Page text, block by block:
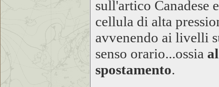
sull'artico Canadese
cellula di alta
avvenendo ai livelli
senso orario...ossia
spostamento.